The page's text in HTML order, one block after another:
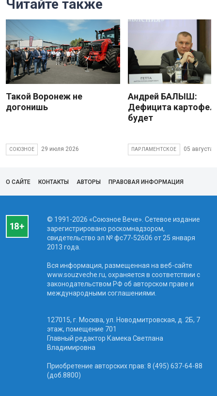
Читайте также
Такой Воронеж не
догонишь
СОЮЗНОЕ 29 июля 2026
Андрей БАЛЫШ:
Дефицита
будет
ПАРЛАМЕНТСКОЕ 05 августа
О САЙТЕ КОНТАКТЫ АВТОРЫ ПРАВОВАЯ ИНФОРМАЦИЯ
© 1991-2026 «Союзное Вече». Сетевое издание
зарегистрировано роскомнадзором,
свидетельство эл № фc77-52606 от 25 января
2013 года.
Вся информация, размещенная на веб-сайте
www.souzveche.ru, охраняется в соответствии с
законодательством РФ об авторском праве и
международными соглашениями.
127015, г. Москва, ул. Новодмитровская, д. 2Б, 7
этаж, помещение 701
Главный редактор Камека Светлана
Владимировна
Приобретение авторских прав: 8 (495) 637-64-88
(доб.8800)